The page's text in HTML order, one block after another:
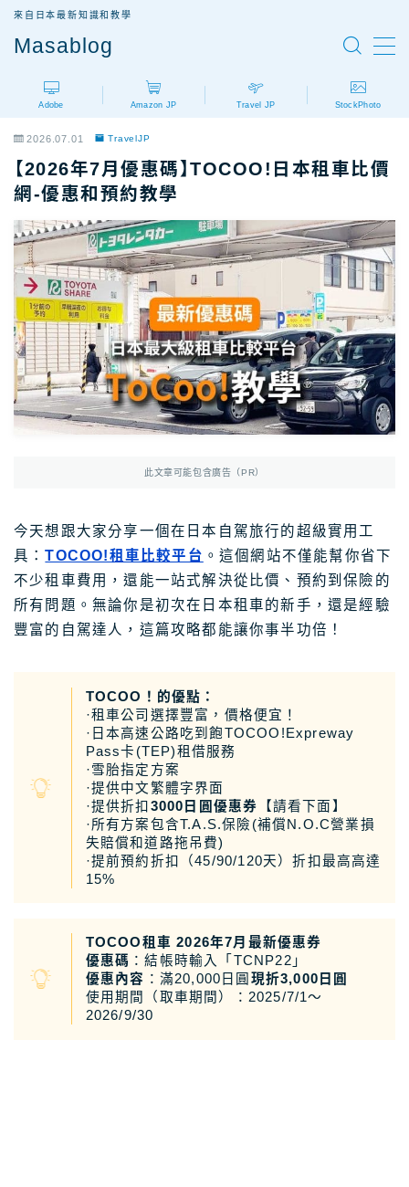
Masablog
來自日本最新知識和教學
AdobeCC｜學生優惠
AdobeCC｜續約優惠？
AdobeCC｜企業版
Photoshop價格
Illustrator價格
Premiere價格
Acrobat Pro價格
Photoshop Photoshop教學
日亞｜最新優惠券
日亞｜必買2025
日亞｜Amazon Music
日本轉運推薦Rakuten Global教學
12大日本轉運比較
TravelJP 日本旅遊超值資訊
日本租車｜8大租車網站比較
日本租車｜樂天租車 最便宜
日本租車｜ToCoo!租車網
日本租車｜日本高速公路攻略
Stockphoto 付費圖庫，免費圖庫介紹
4大付費素材網站比較
Adobe Amazon JP Travel JP StockPhoto
2026.07.01 TravelJP
【2026年7月優惠碼】TOCOO!日本租車比價
網-優惠和預約教學
此文章可能包含廣告（PR）
今天想跟大家分享一個在日本自駕旅行的超級實用工
具：TOCOO!租車比較平台 。這個網站不僅能幫你省下
不少租車費用，還能一站式解決從比價、預約到保險的
所有問題。無論你是初次在日本租車的新手，還是經驗
豐富的自駕達人，這篇攻略都能讓你事半功倍！
TOCOO！的優點：
·租車公司選擇豐富，價格便宜！
·日本高速公路吃到飽TOCOO!Expreway
Pass卡(TEP)租借服務
·雪胎指定方案
·提供中文繁體字界面
·提供折扣3000日圓優惠券 【請看下面】
·所有方案包含T.A.S.保險(補償N.O.C營業損
失賠償和道路拖吊費)
·提前預約折扣（45/90/120天）折扣最高高達
15%
TOCOO租車 2026年7月最新優惠券
優惠碼 ：結帳時輸入「TCNP22」
優惠內容 ：滿20,000日圓 現折3,000日圓
使用期間（取車期間）：2025/7/1～
2026/9/30